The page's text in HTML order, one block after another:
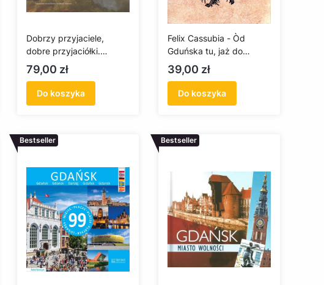
Dobrzy przyjaciele,
dobre przyjaciółki.
Malarstwo w Gdańsku w
XIX wieku
Cena
79,00 zł
Do koszyka
Felix Cassubia - Òd
Gduńska tu, jaż do
Roztoczi bróm
Cena
39,00 zł
Do koszyka
Bestseller Bestseller